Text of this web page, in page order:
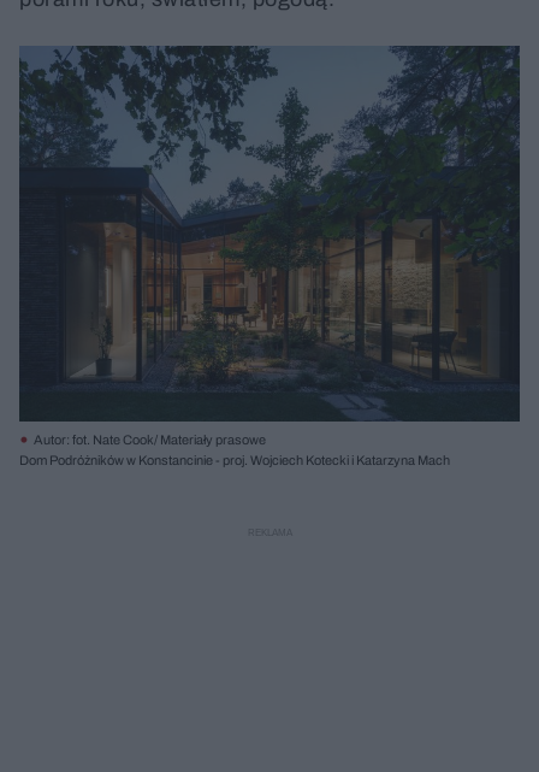
Autor: fot. Nate Cook/ Materiały prasowe
Dom Podróżników w Konstancinie - proj. Wojciech Kotecki i Katarzyna Mach